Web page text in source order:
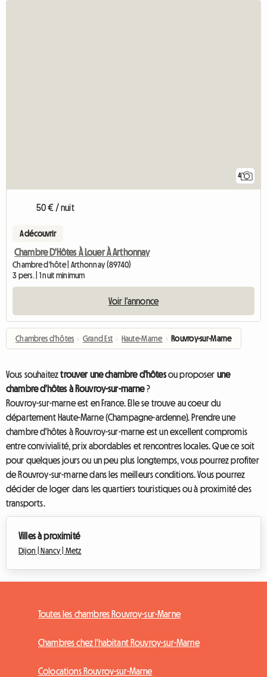
4
50 € / nuit
A découvrir
Chambre D'Hôtes À Louer À Arthonnay
Chambre d'hôte | Arthonnay (89740)
3 pers. | 1 nuit minimum
Voir l'annonce
Chambres d'hôtes › Grand Est › Haute-Marne › Rouvroy-sur-Marne
Vous souhaiteztrouver une chambre d'hôtesou proposer une
chambre d'hôtes à Rouvroy-sur-marne?
Rouvroy-sur-marne est en France. Elle se trouve au coeur du
département Haute-Marne (Champagne-ardenne). Prendre une
chambre d'hôtes à Rouvroy-sur-marne est un excellent compromis
entre convivialité, prix abordables et rencontres locales. Que ce soit
pour quelques jours ou un peu plus longtemps, vous pourrez profiter
de Rouvroy-sur-marne dans les meilleurs conditions. Vous pourrez
décider de loger dans les quartiers touristiques ou à proximité des
transports.
Villes à proximité
Dijon | Nancy | Metz
Toutes les chambres Rouvroy-sur-Marne
Chambres chez l'habitant Rouvroy-sur-Marne
Colocations Rouvroy-sur-Marne